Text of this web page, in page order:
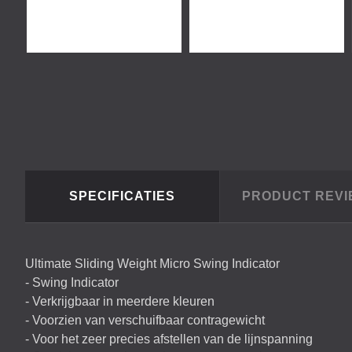
SPECIFICATIES PRODUCT
Ultimate Sliding Weight Micro Swing Indicator
- Swing Indicator
- Verkrijgbaar in meerdere kleuren
- Voorzien van verschuifbaar contragewicht
- Voor het zeer precies afstellen van de lijnspanning